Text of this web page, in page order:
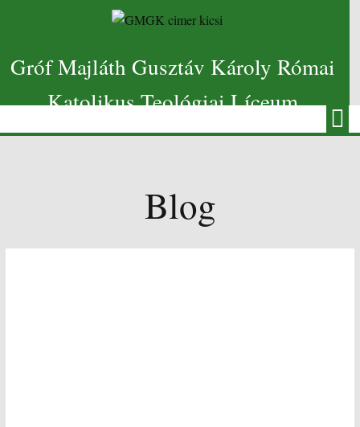
Gróf Majláth Gusztáv Károly Római
Katolikus Teológiai Líceum
Blog